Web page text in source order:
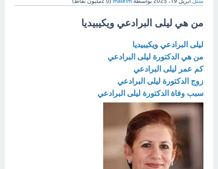
من هي ليلى البرادعي ويكيبيديا
ليلى البرادعي ويكيبيديا
من هي الدكتورة ليلى البرادعي
كم عمر ليلى البرادعي
زوج الدكتورة ليلى البرادعي
سبب وفاة الدكتورة ليلى البرادعي